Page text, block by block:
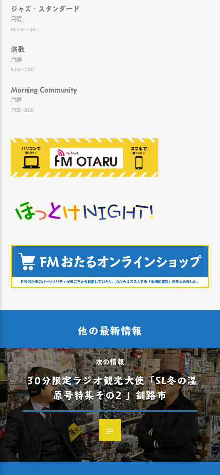
ジャズ・スタンダード
月曜
00:00~5:00
演歌
月曜
5:00~7:00
Morning Community
月曜
7:00~8:00
他の最新情報
次の情報
30分限定ラジオ観光大使「SL冬の湿
原号特集その2 」釧路市